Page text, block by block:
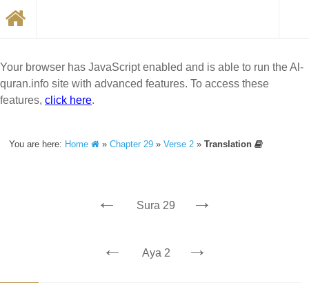
Your browser has JavaScript enabled and is able to run the Al-
quran.info site with advanced features. To access these
features, click here.
You are here: Home »Chapter 29 »Verse 2 »Translation
← Sura 29 →
← Aya 2 →